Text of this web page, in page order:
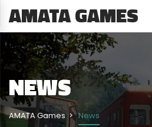
AMATA GAMES
NEWS
AMATA Games News